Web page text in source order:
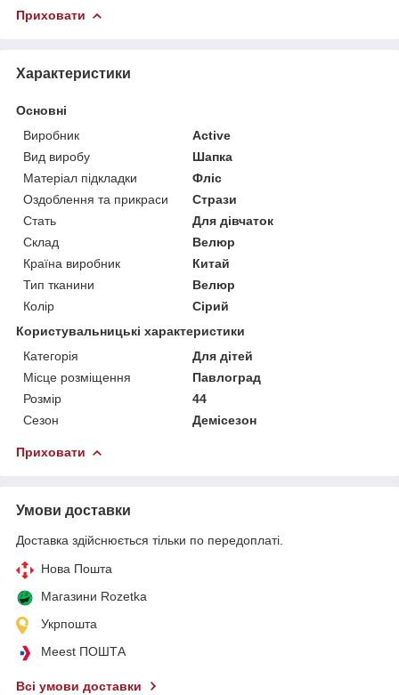
Приховати
Характеристики
Основні
Виробник
Active
Вид виробу
Шапка
Матеріал підкладки
Фліс
Оздоблення та прикраси
Стрази
Стать
Для дівчаток
Склад
Велюр
Країна виробник
Китай
Тип тканини
Велюр
Колір
Сірий
Користувальницькі характеристики
Категорія
Для дітей
Місце розміщення
Павлоград
Розмір
44
Сезон
Демісезон
Приховати
Умови доставки
Доставка здійснюється тільки по передоплаті.
Нова Пошта
Магазини Rozetka
Укрпошта
Meest ПОШТА
Всі умови доставки